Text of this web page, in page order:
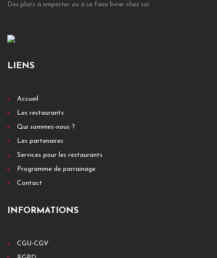
Des plats à emporter ou à se faire livrer chez soi
LIENS
Accueil
Les restaurants
Qui sommes-nous ?
Les partenaires
Services pour les restaurants
Programme de parrainage
Contact
INFORMATIONS
CGU-CGV